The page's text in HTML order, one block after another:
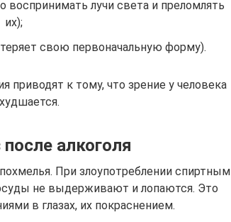
воспринимать лучи света и преломлять
их);
свою первоначальную форму).
приводят к тому, что зрение у человека
алкоголя
При злоупотреблении спиртным
не выдерживают и лопаются. Это
в глазах, их покраснением.